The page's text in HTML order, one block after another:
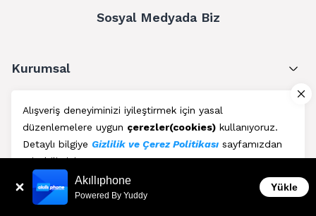
Alışveriş deneyiminizi iyileştirmek için yasal
düzenlemelere uygun çerezler(cookies) kullanıyoruz.
Detaylı bilgiye Gizlilik ve Çerez Politikası sayfamızdan
erişebilirsiniz.
Kabul Et
Sosyal Medyada Biz
Kurumsal
Müşteri Hizmetleri
Üyelik
Blog Akıllıphone
Powered By Yuddy
Yükle